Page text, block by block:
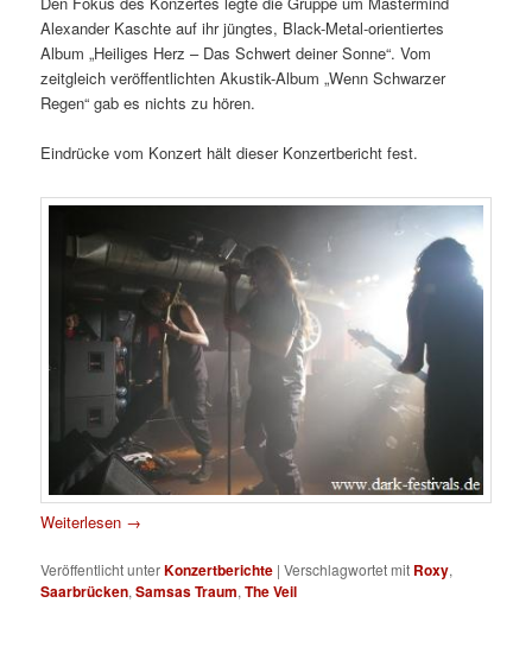
Alexander Kaschte auf ihr jüngtes, Black-Metal-orientiertes
Album „Heiliges Herz – Das Schwert deiner Sonne“. Vom
zeitgleich veröffentlichten Akustik-Album „Wenn Schwarzer
Regen“ gab es nichts zu hören.
Eindrücke vom Konzert hält dieser Konzertbericht fest.
Weiterlesen →
Veröffentlicht unterKonzertberichte |Verschlagwortet mit Roxy,
Saarbrücken,Samsas Traum,The Veil